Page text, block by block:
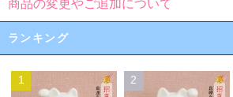
商品の変更やご追加について
ランキング
1 2